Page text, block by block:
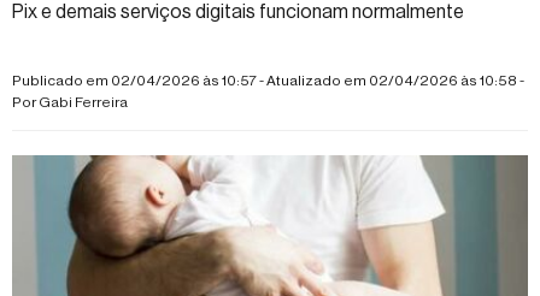
Pix e demais serviços digitais funcionam normalmente
Publicado em 02/04/2026 às 10:57 - Atualizado em 02/04/2026 às 10:58 -
PorGabi Ferreira